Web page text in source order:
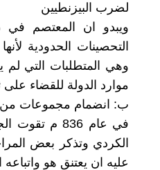
لضرب البيزنطيين
ويبدو ان المعتصم في
التحصينات الحدودية
وهي المتطلبات التي لم
موارد الدولة للقضاء على
ب: انضمام مجموعات من
في عام 836 م
الكردي وتذكر بعض
عليه ان يعتنق هو